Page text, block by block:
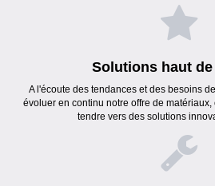
Solutions haut de
A l'écoute des tendances et des besoins
évoluer en continu notre offre de
tendre vers des solutions